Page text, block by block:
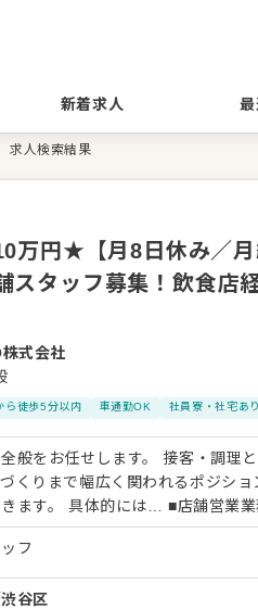
新着求人
求人検索結果
万円★【月8日休み／月
スタッフ募集！飲食店
式会社
ら徒歩5分以内 車通勤OK 社員寮・社宅あり
。 接客・調理といった現場業務を軸に、 スタッフ育成や売上づく
くりまで幅広く関われるポジシ
・ホール業務全般（接客、料理提供、会計な
ッチン業務（仕込み、調理、盛り
業務 ・アルバイトスタッフの指導、育成 ・シフ
員配置の調整 ・売上管理、発注
ー開発、季節限定商品のアイデア出し 現場の声を大切にしな
フ
渋谷区